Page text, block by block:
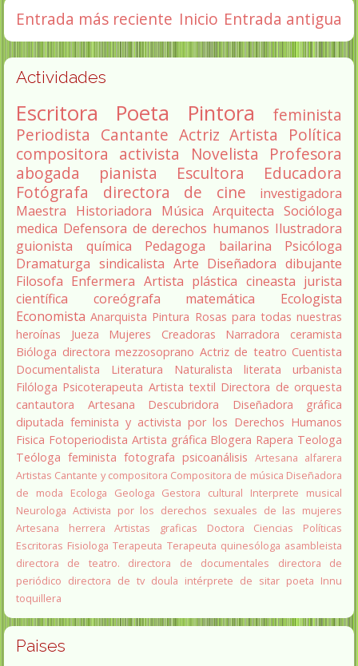
Entrada más reciente Entrada antigua
Inicio
Actividades
Escritora Poeta Pintora
feminista
Periodista Cantante Actriz Artista
Política
compositora activista Novelista
Profesora
abogada
pianista Escultora
Educadora
Fotógrafa
directora de cine
investigadora
Maestra
Historiadora Música Arquitecta Socióloga
medica Defensora de derechos humanos Ilustradora
guionista
química Pedagoga bailarina
Psicóloga
Dramaturga sindicalista Arte Diseñadora dibujante
Filosofa Enfermera Artista plástica cineasta jurista
científica
coreógrafa matemática
Ecologista
Economista Anarquista Pintura Rosas para todas nuestras
heroínas
Jueza Mujeres Creadoras Narradora
ceramista
Bióloga directora mezzosoprano Actriz de teatro Cuentista
Documentalista
Literatura Naturalista literata
urbanista
Filóloga Psicoterapeuta Artista textil Directora de orquesta
cantautora
Artesana Descubridora
Diseñadora gráfica
diputada feminista y activista por los Derechos Humanos
Fisica Fotoperiodista Artista gráfica Blogera Rapera Teologa
Teóloga feminista fotografa psicoanálisis Artesana alfarera
Artistas Cantante y compositora Compositora de música Diseñadora
de moda
Ecologa Geologa Gestora cultural
Interprete musical
Neurologa Activista por los derechos sexuales de las mujeres
Artesana herrera
Artistas graficas
Doctora Ciencias Políticas
Escritoras Fisiologa Terapeuta Terapeuta quinesóloga asambleista
directora de teatro.
directora de documentales
directora de
periódico directora de tv doula intérprete de sitar poeta Innu
toquillera
Paises